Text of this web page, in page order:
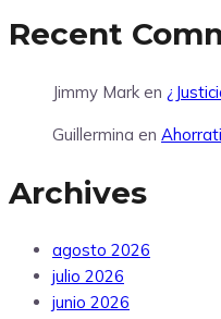
Recent
Jimmy Mark en
Guillermina en
Archives
agosto 2026
julio 2026
junio 2026